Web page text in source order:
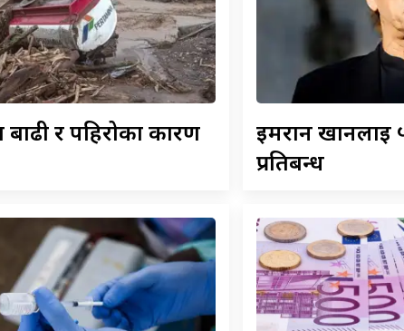
बाढी र पहिरोका कारण
इमरानखानलाई
प्रतिबन्ध